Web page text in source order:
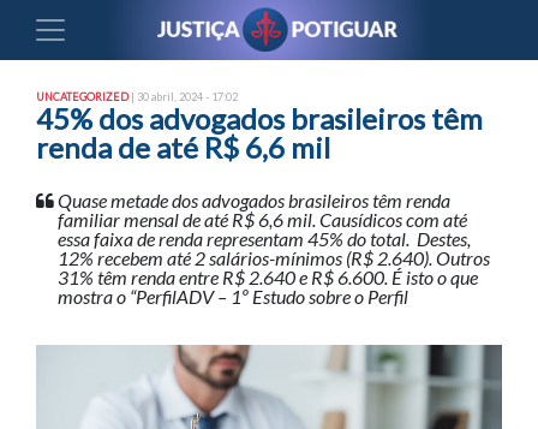
UNCATEGORIZED| 30 abril, 2024 - 17:02
45% dos advogados brasileiros têm
renda de até R$ 6,6 mil
Quase metade dos advogados brasileiros têm renda
familiar mensal de até R$ 6,6 mil. Causídicos com até
essa faixa de renda representam 45% do total. Destes,
12% recebem até 2 salários-mínimos (R$ 2.640). Outros
31% têm renda entre R$ 2.640 e R$ 6.600. É isto o que
mostra o “PerfilADV – 1º Estudo sobre o Perfil